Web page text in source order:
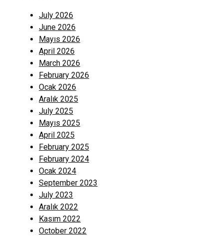
July 2026
June 2026
Mayıs 2026
April 2026
March 2026
February 2026
Ocak 2026
Aralık 2025
July 2025
Mayıs 2025
April 2025
February 2025
February 2024
Ocak 2024
September 2023
July 2023
Aralık 2022
Kasım 2022
October 2022